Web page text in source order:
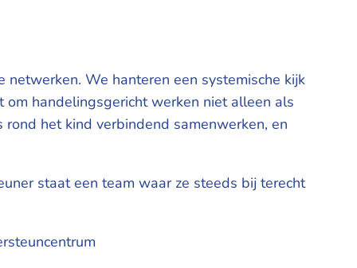
We hanteren een systemische kijk
handelingsgericht werken niet alleen als
het kind verbindend samenwerken, en
staat een team waar ze steeds bij terecht